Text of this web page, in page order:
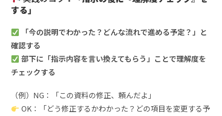
する」
「今の説明でわかった？どんな流れで進める予定？」と
確認する
部下に「指示内容を言い換えてもらう」ことで理解度を
チェックする
（例）NG：「この資料の修正、頼んだよ」
OK：「どう修正するかわかった？どの項目を変更する予